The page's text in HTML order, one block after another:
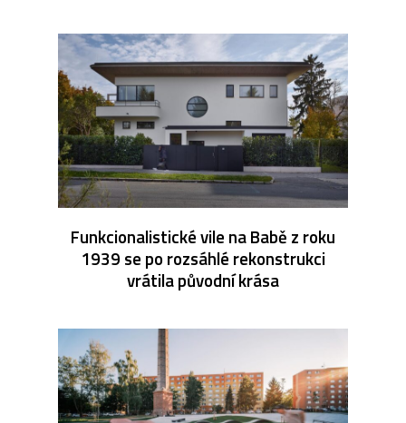
Funkcionalistické vile na Babě z roku
1939 se po rozsáhlé rekonstrukci
vrátila původní krása